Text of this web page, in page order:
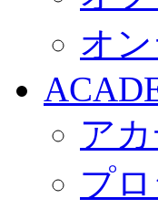
オ
ア
プ